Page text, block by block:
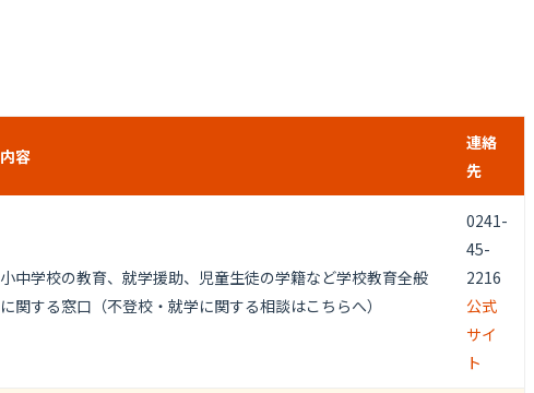
内容
連絡
先
小中学校の教育、就学援助、児童生徒の学籍など学校教育全般
に関する窓口（不登校・就学に関する相談はこちらへ）
0241-
45-
2216
公式
サイ
ト